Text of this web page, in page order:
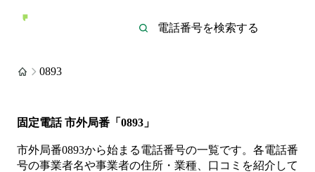
0893
固定電話 市外局番「0893」
市外局番0893から始まる電話番号の一覧です。各電話番
号の事業者名や事業者の住所・業種、口コミを紹介して